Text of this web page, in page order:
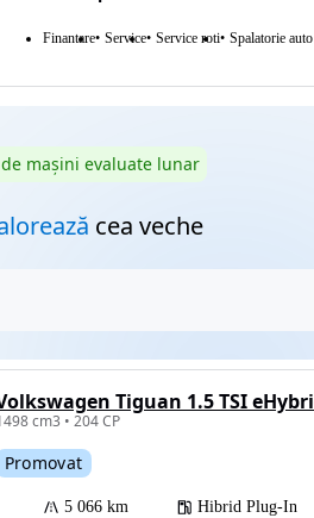
Finantare Service Service roti Spalatorie auto
mașini evaluate lunar
cea veche
cm3 • 204 CP
Promovat
5 066 km Hibrid Plug-In